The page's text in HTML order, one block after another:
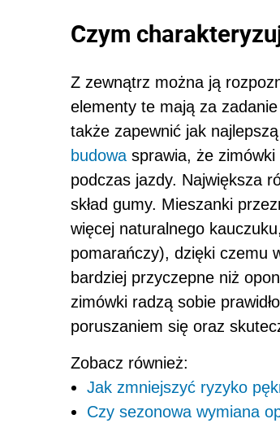
Czym
Z zewnątrz można ją
elementy te mają za
także zapewnić jak
budowa sprawia, że
podczas jazdy. Największa
skład gumy. Mieszanki
więcej naturalnego
pomarańczy), dzięki czemu
bardziej przyczepne niż
zimówki radzą sobie
poruszaniem się oraz
Zobacz również:
Jak zmniejszyć ryzyko
Czy sezonowa wymiana